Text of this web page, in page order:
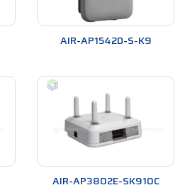
AIR-AP1542D-S-K9
AIR-AP3802E-SK910C